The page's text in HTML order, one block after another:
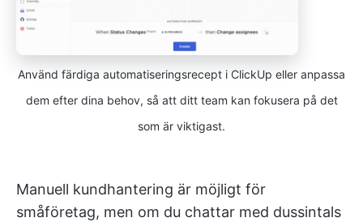
Använd färdiga automatiseringsrecept i ClickUp eller anpassa
dem efter dina behov, så att ditt team kan fokusera på det
som är viktigast.
Manuell kundhantering är möjligt för
småföretag, men om du chattar med dussintals